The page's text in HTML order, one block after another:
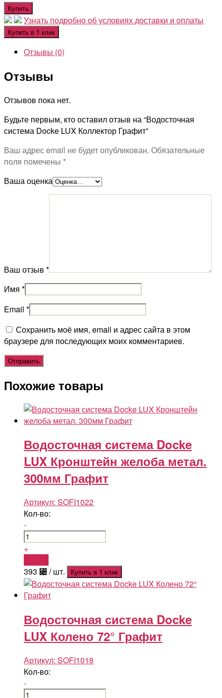
Купить
Узнать подробно об условиях доставки и оплаты
Купить в 1 клик
Отзывы (0)
Отзывы
Отзывов пока нет.
Будьте первым, кто оставил отзыв на “Водосточная
система Docke LUX Коллектор Графит”
Ваш адрес email не будет опубликован. Обязательные
поля помечены *
Ваша оценка
Ваш отзыв *
Имя *
Email *
Сохранить моё имя, email и адрес сайта в этом
браузере для последующих моих комментариев.
Похожие товары
Водосточная система Docke
LUX Кронштейн желоба метал.
300мм Графит
Артикул: SOFI1022
Кол-во:
-
+
393 ⃄ / шт. Купить в 1 клик
Водосточная система Docke
LUX Колено 72° Графит
Артикул: SOFI1018
Кол-во:
-